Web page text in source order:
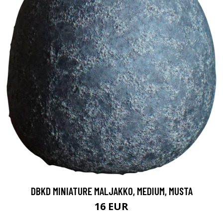
DBKD MINIATURE MALJAKKO, MEDIUM, MUSTA
16 EUR